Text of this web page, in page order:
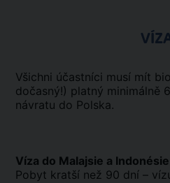
Všichni účastníci musí mít
dočasný!) platný minimálně
návratu do Polska.
Víza do Malajsie a Indonésie
Pobyt kratší než 90 dní –